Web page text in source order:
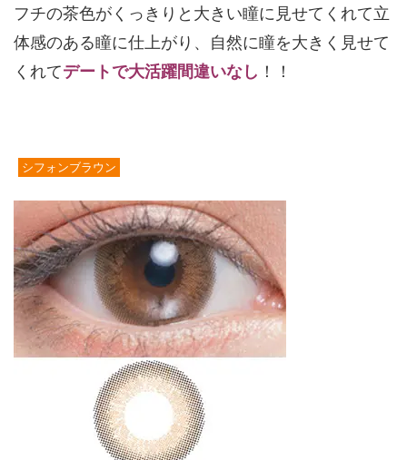
フチの茶色がくっきりと大きい瞳に見せてくれて立
体感のある瞳に仕上がり、自然に瞳を大きく見せて
くれてデートで大活躍間違いなし ！！
シフォンブラウン